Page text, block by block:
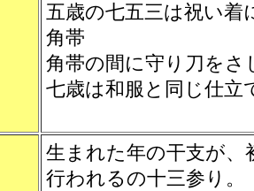
五歳の七五三は祝い着
角帯
角帯の間に守り刀をさ
七歳は和服と同じ仕
生まれた年の干支が、
行われるの十三参り。